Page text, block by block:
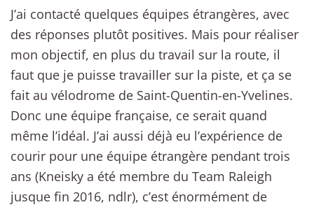
J’ai contacté quelques équipes étrangères, avec
des réponses plutôt positives. Mais pour réaliser
mon objectif, en plus du travail sur la route, il
faut que je puisse travailler sur la piste, et ça se
fait au vélodrome de Saint-Quentin-en-Yvelines.
Donc une équipe française, ce serait quand
même l’idéal. J’ai aussi déjà eu l’expérience de
courir pour une équipe étrangère pendant trois
ans (Kneisky a été membre du Team Raleigh
jusque fin 2016, ndlr), c’est énormément de